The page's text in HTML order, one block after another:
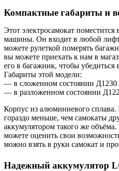
Компактные габариты и
Этот электросамокат
машины. Он входит в любой
можете рулеткой померять
вы можете приехать к нам в
его в багажник, чтобы убедиться
Габариты этой модели:
— в сложенном состоянии
— в разложенном состоянии
Корпус из алюминиевого сплава.
гораздо меньше, чем самокаты
аккумулятором такого же
можете оценить свои
можно взять в руки самокат и
Надежный аккумулятор